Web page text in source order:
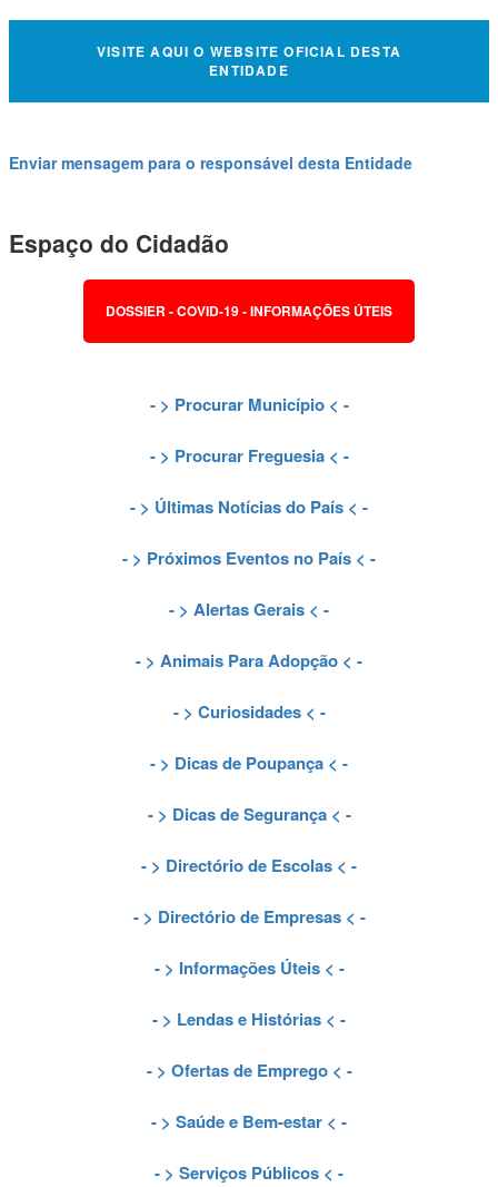
VISITE AQUI O WEBSITE OFICIAL DESTA
ENTIDADE
Enviar mensagem para o responsável desta Entidade
Espaço do Cidadão
DOSSIER - COVID-19 - INFORMAÇÕES ÚTEIS
- > Procurar Município< -
- > Procurar Freguesia< -
- > Últimas Notícias do País < -
- > Próximos Eventos no País < -
- > Alertas Gerais < -
- > Animais Para Adopção < -
- > Curiosidades< -
- > Dicas de Poupança < -
- > Dicas de Segurança< -
- > Directório de Escolas < -
- > Directório de Empresas< -
- > Informações Úteis< -
- > Lendas e Histórias < -
- > Ofertas de Emprego< -
- > Saúde e Bem-estar < -
- > Serviços Públicos < -